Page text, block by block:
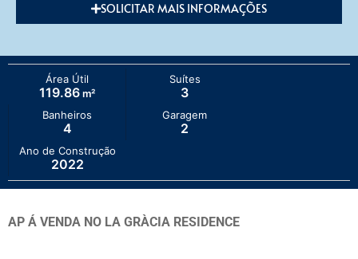
SOLICITAR MAIS INFORMAÇÕES
Área Útil
119.86m²
Suítes
3
Banheiros
4
Garagem
2
Ano de Construção
2022
AP Á VENDA NO LA GRÀCIA RESIDENCE